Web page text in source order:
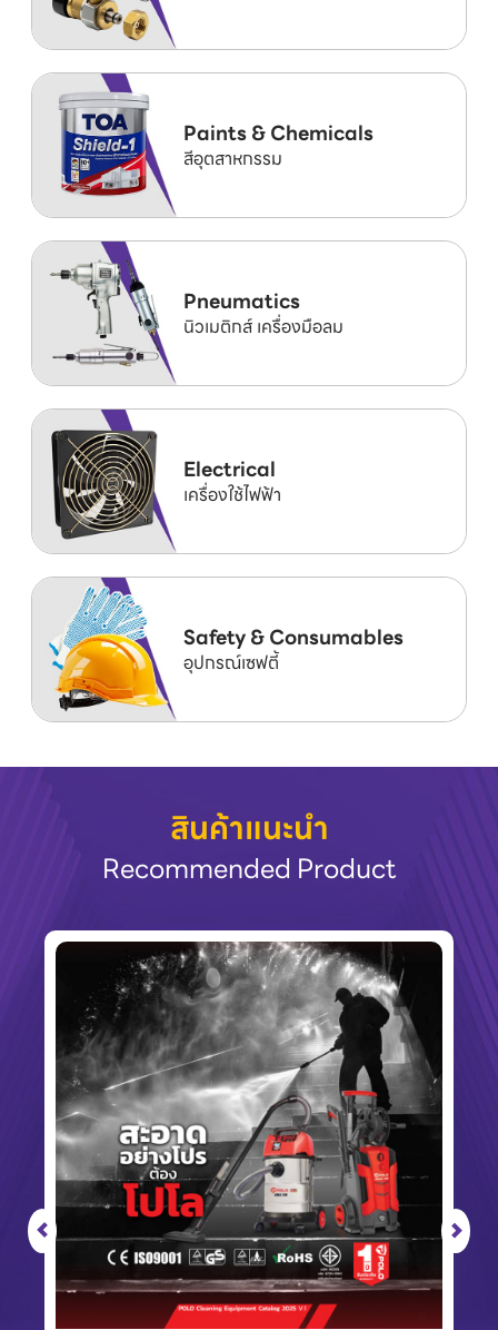
Paints & Chemicals
สีอุตสาหกรรม
Pneumatics
นิวเมติกส์ เครื่องมือลม
Electrical
เครื่องใช้ไฟฟ้า
Safety & Consumables
อุปกรณ์เซฟตี้
สินค้าแนะนำ
Recommended Product